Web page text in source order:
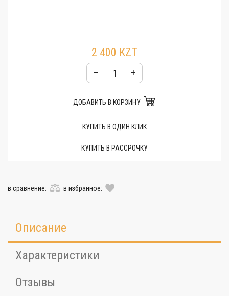
2 400 KZT
– +
ДОБАВИТЬ В КОРЗИНУ
КУПИТЬ В ОДИН КЛИК
КУПИТЬ В РАССРОЧКУ
в сравнение: в избранное:
Описание
Характеристики
Отзывы